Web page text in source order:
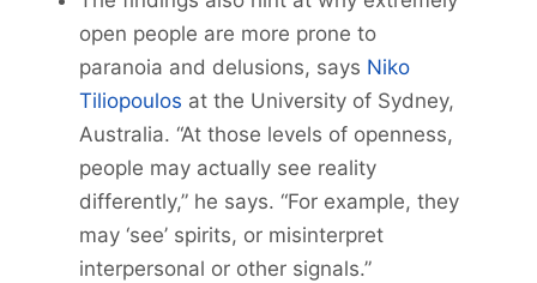
open people are more prone to
paranoia and delusions, says Niko
Tiliopoulos at the University of Sydney,
Australia. “At those levels of openness,
people may actually see reality
differently,” he says. “For example, they
may ‘see’ spirits, or misinterpret
interpersonal or other signals.”